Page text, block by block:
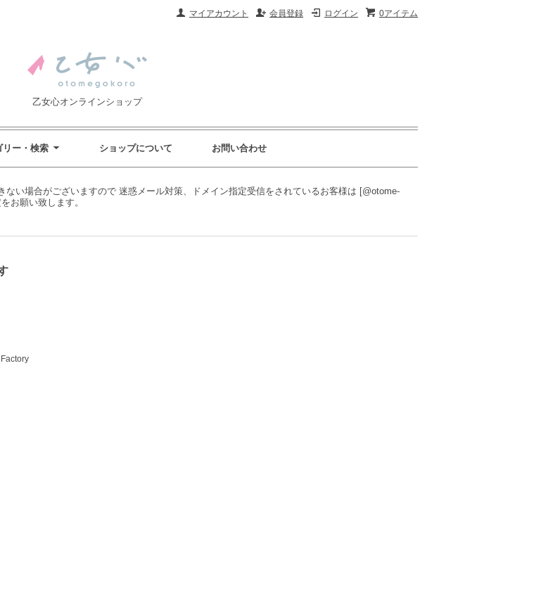
0アイテム
ログイン
会員登録
マイアカウント
乙女心オンラインショップ
リー・検索 ショップについて お問い合わせ
ない場合がございますので 迷惑メール対策、ドメイン指定受信をされているお客様は [@otome-
お願い致します。